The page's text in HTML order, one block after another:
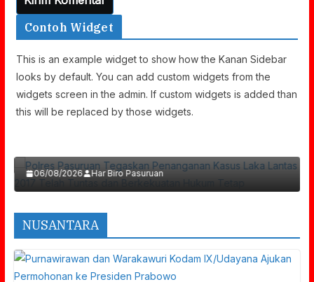
Contoh Widget
This is an example widget to show how the Kanan Sidebar
looks by default. You can add custom widgets from the
widgets screen in the admin. If custom widgets is added than
this will be replaced by those widgets.
Polres Pasuruan Tegaskan Penanganan
06/08/2026 Har Biro Pasuruan
NUSANTARA